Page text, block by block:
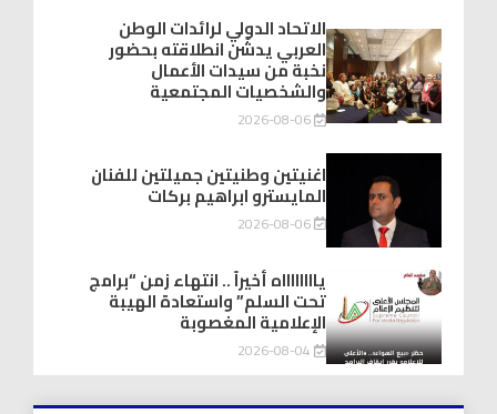
الاتحاد الدولي لرائدات الوطن
العربي يدشّن انطلاقته بحضور
نخبة من سيدات الأعمال
والشخصيات المجتمعية
2026-08-06
اغنيتين وطنيتين جميلتين للفنان
المايسترو ابراهيم بركات
2026-08-06
يااااااااه أخيراً .. انتهاء زمن “برامج
تحت السلم” واستعادة الهيبة
الإعلامية المغصوبة
2026-08-04